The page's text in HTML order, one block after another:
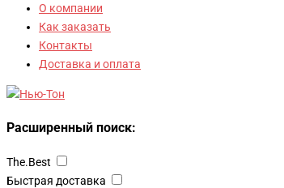
О компании
Как заказать
Контакты
Доставка и оплата
Расширенный поиск:
The.Best
Быстрая доставка